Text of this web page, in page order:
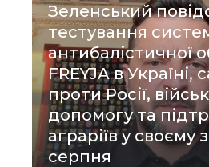
Зеленський
тестування
антибалістичної
FREYJA в Україні,
проти Росії,
допомогу та
аграріїв у своєму
серпня